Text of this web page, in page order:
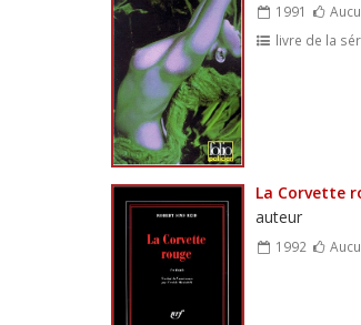
1991
livre de la
La Corvette
auteur
1992